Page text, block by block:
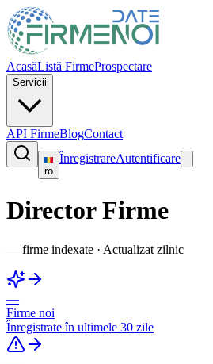
AcasăListă FirmeProspectare
Servicii
API FirmeBlogContact
ro
ÎnregistrareAutentificare
Director Firme
— firme indexate · Actualizat zilnic
—
Firme noi
Înregistrate în ultimele 30 zile